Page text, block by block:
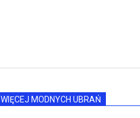
WIĘCEJ MODNYCH UBRAŃ